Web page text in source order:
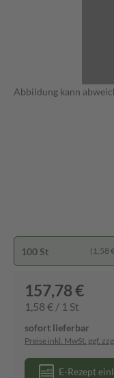
Abbildung kann
100 St (1,58
157,78 €
1,58 € / 1 St
sofort lieferbar
Preise inkl. MwSt. ggf.
E-Rezept